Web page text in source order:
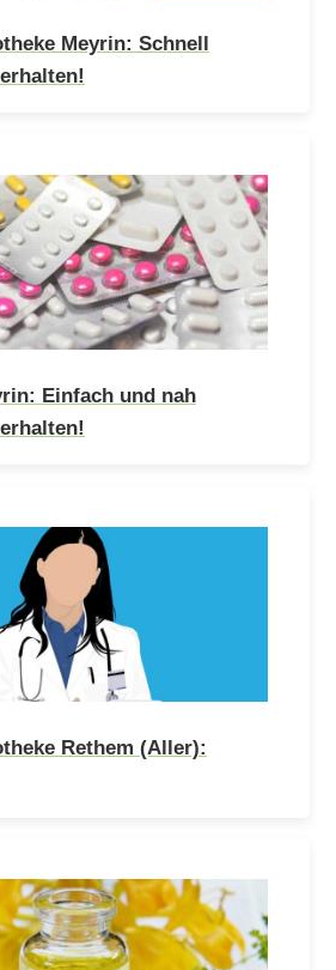
Meyrin: Schnell
Einfach und nah
Rethem (Aller):